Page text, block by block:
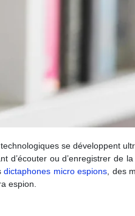
se développent
d’écouter ou d’enregistrer de
dictaphones micro espions, des
espion.